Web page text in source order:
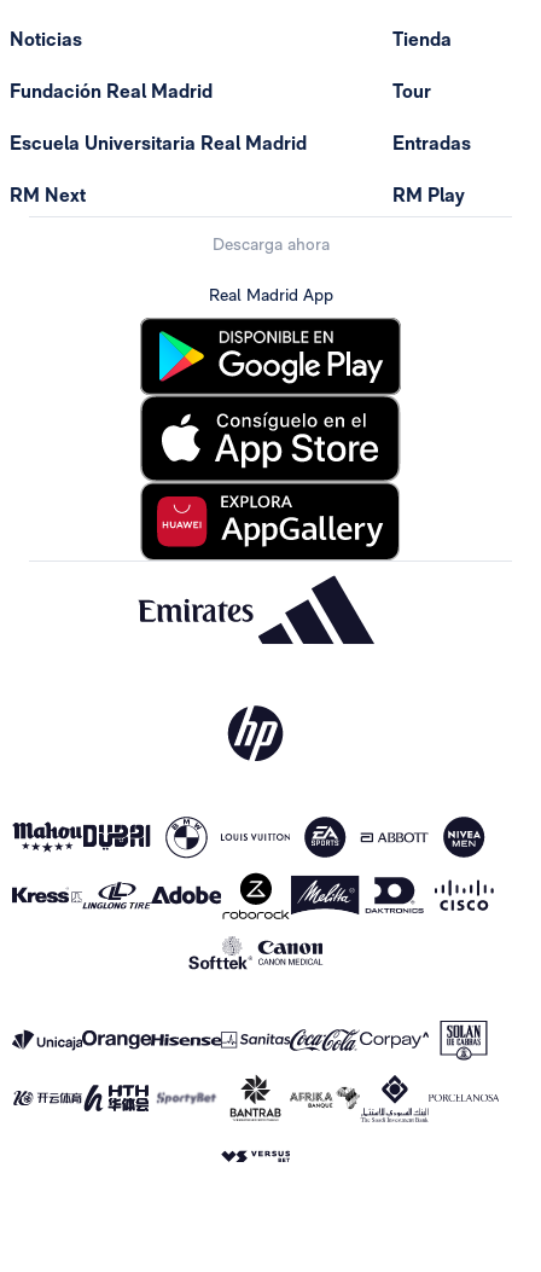
Noticias
Fundación Real Madrid
Escuela Universitaria Real Madrid
RM Next
Tienda
Tour
Entradas
RM Play
Descarga ahora
Real Madrid App